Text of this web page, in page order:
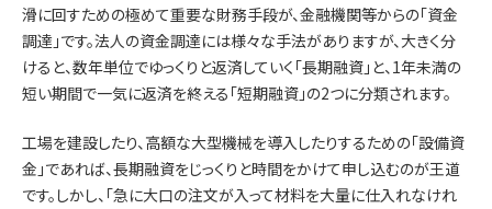
滑に回すための極めて重要な財務手段が、金融機関等からの「資金
調達」です。法人の資金調達には様々な手法がありますが、大きく分
けると、数年単位でゆっくりと返済していく「長期融資」と、1年未満の
短い期間で一気に返済を終える「短期融資」の2つに分類されます。
工場を建設したり、高額な大型機械を導入したりするための「設備資
金」であれば、長期融資をじっくりと時間をかけて申し込むのが王道
です。しかし、「急に大口の注文が入って材料を大量に仕入れなけれ